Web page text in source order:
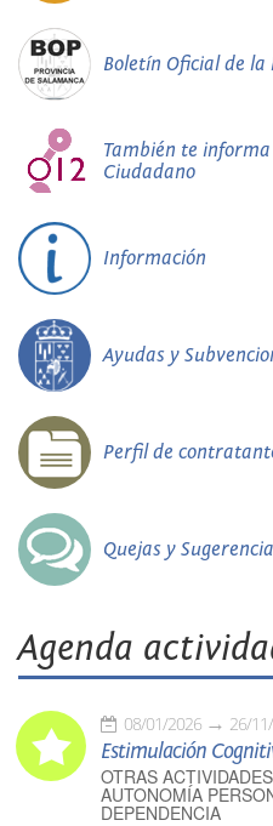
Boletín Oficial de la
También te informa
Ciudadano
Información
Ayudas y
Perfil de
Quejas y
Agenda
08/01/2026 26/
Estimulación
OTRAS
AUTONOMÍA
DEPENDENCIA